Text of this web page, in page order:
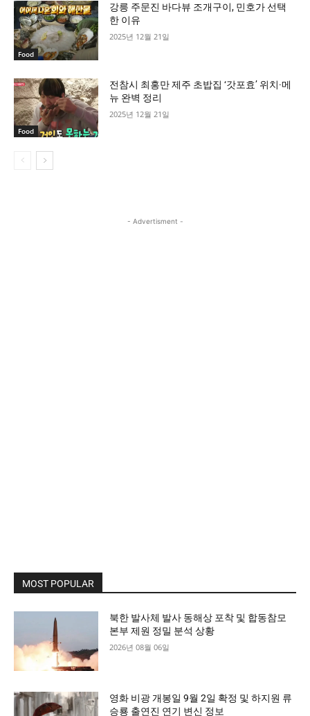
Food
강릉 주문진 바다뷰 조개구이, 민호가 선택
한 이유
2025년 12월 21일
Food
전참시 최홍만 제주 초밥집 ‘갓포효’ 위치·메
뉴 완벽 정리
2025년 12월 21일
- Advertisment -
MOST POPULAR
북한 발사체 발사 동해상 포착 및 합동참모
본부 제원 정밀 분석 상황
2026년 08월 06일
영화 비광 개봉일 9월 2일 확정 및 하지원 류
승룡 출연진 연기 변신 정보